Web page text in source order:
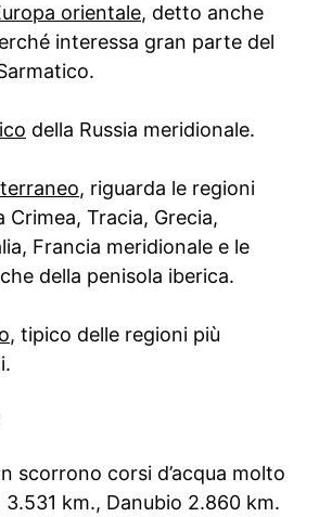
orientale, detto anche
interessa gran parte del
della Russia meridionale.
, riguarda le regioni
Crimea, Tracia, Grecia,
Francia meridionale e le
della penisola iberica.
, tipico delle regioni più
scorrono corsi d’acqua molto
3.531 km., Danubio 2.860 km.